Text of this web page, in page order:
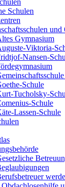
Schulen
und
Gymnasium
Viktoria-
Nansen-
Schule
Tucholsky-
Schule
Lassen-Schule